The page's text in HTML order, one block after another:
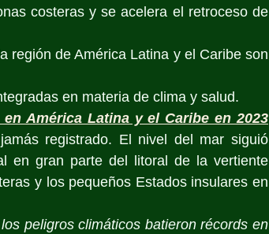
costeras y se acelera el retroceso de
región de América Latina y el Caribe son
en materia de clima y salud.
América Latina y el Caribe en 2023
registrado. El nivel del mar siguió
en gran parte del litoral de la vertiente
y los pequeños Estados insulares en
peligros climáticos batieron récords en